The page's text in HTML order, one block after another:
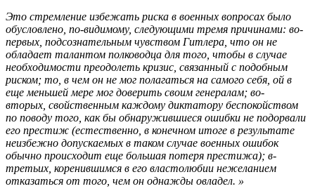
Это стремление избежать риска в военных вопросах было
обусловлено, по-видимому, следующими тремя причинами: во-
первых, подсознательным чувством Гитлера, что он не
обладает талантом полководца для того, чтобы в случае
необходимости преодолеть кризис, связанный с подобным
риском; то, в чем он не мог полагаться на самого себя, ой в
еще меньшей мере мог доверить своим генералам; во-
вторых, свойственным каждому диктатору беспокойством
по поводу того, как бы обнаружившиеся ошибки не подорвали
его престиж (естественно, в конечном итоге в результате
неизбежно допускаемых в таком случае военных ошибок
обычно происходит еще большая потеря престижа); в-
третьих, коренившимся в его властолюбии нежеланием
отказаться от того, чем он однажды овладел. »